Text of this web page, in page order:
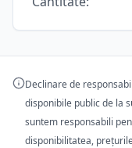
Declinare de
disponibile public de la
suntem responsabili
disponibilitatea,